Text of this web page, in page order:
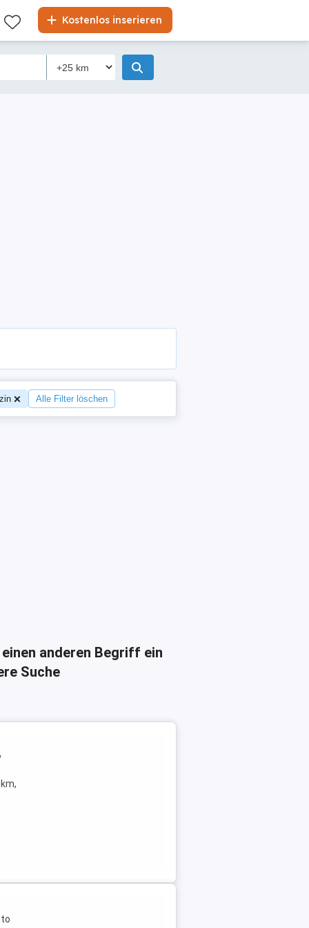
Kostenlos inserieren
Alle Filter löschen
einen anderen Begriff ein
Suche